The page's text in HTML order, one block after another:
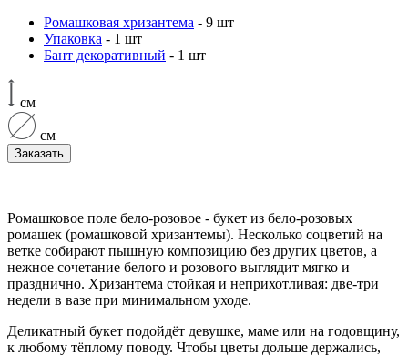
Ромашковая хризантема - 9 шт
Упаковка - 1 шт
Бант декоративный - 1 шт
см
см
Заказать
Ромашковое поле бело-розовое - букет из бело-розовых
ромашек (ромашковой хризантемы). Несколько соцветий на
ветке собирают пышную композицию без других цветов, а
нежное сочетание белого и розового выглядит мягко и
празднично. Хризантема стойкая и неприхотливая: две-три
недели в вазе при минимальном уходе.
Деликатный букет подойдёт девушке, маме или на годовщину,
к любому тёплому поводу. Чтобы цветы дольше держались,